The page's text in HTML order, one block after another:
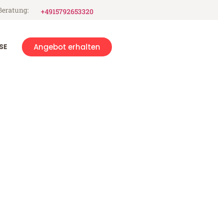
+4915792653320
Angebot erhalten